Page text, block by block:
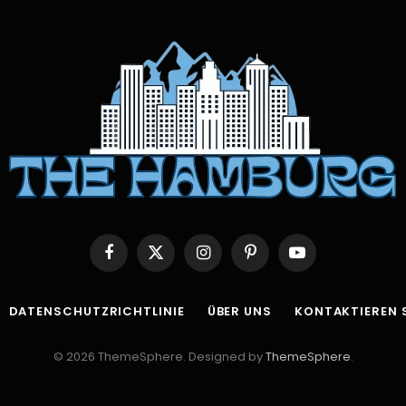
Facebook
X
(Twitter)
InstagramPinterestYouTube
DATENSCHUTZRICHTLINIE ÜBER UNS KONTAKTIEREN
© 2026 ThemeSphere. Designed byThemeSphere.